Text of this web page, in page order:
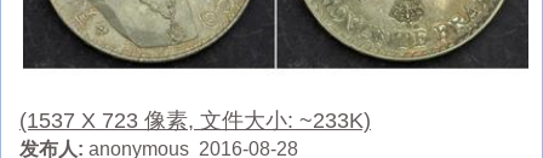
(1537 X 723 像素, 文件大小: ~233K)
发布人: anonymous 2016-08-28